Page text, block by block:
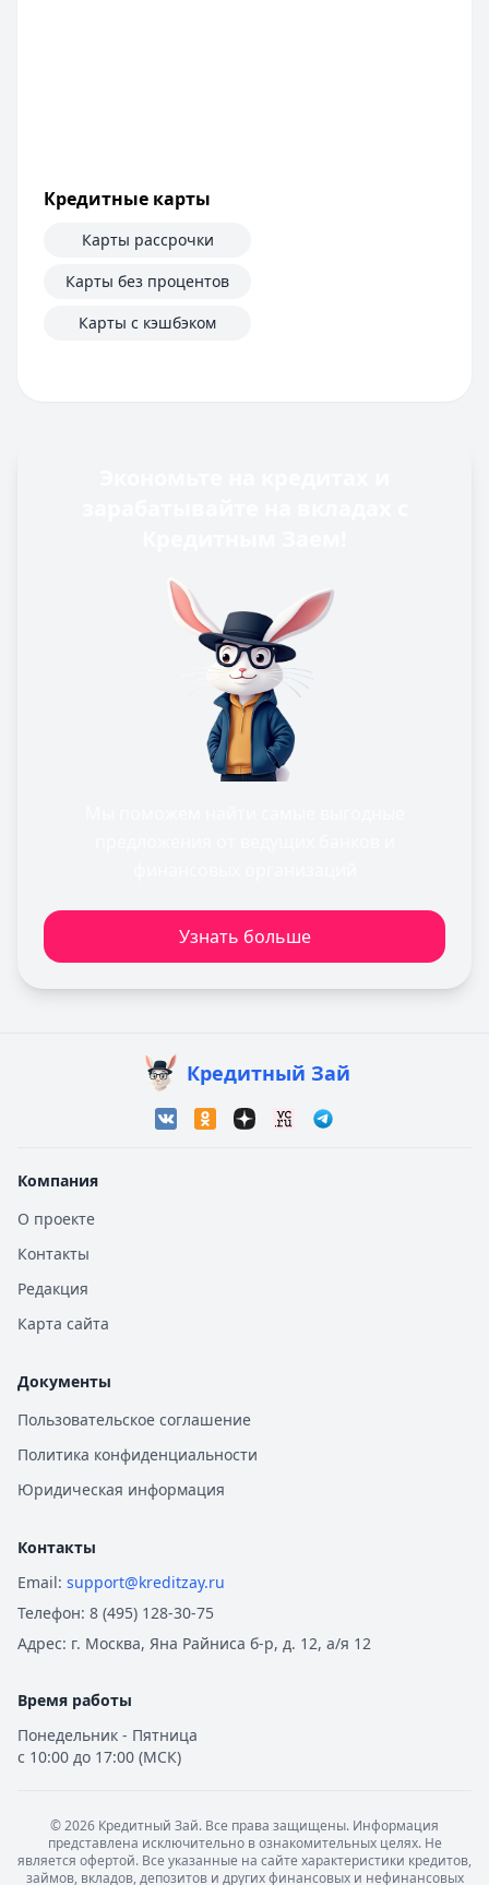
Кредитные карты
Карты рассрочки
Карты без процентов
Карты с кэшбэком
Узнать больше
Кредитный Зай
Компания
О проекте
Контакты
Редакция
Карта сайта
Документы
Пользовательское соглашение
Политика конфиденциальности
Юридическая информация
Контакты
Email: support@kreditzay.ru
Телефон: 8 (495) 128-30-75
Адрес: г. Москва, Яна Райниса б-р, д. 12, а/я 12
Время работы
Понедельник - Пятница
с 10:00 до 17:00 (МСК)
©2026 Кредитный Зай. Все права защищены. Информация
представлена исключительно в ознакомительных целях. Не
является офертой. Все указанные на сайте характеристики кредитов,
займов, вкладов, депозитов и других финансовых и нефинансовых